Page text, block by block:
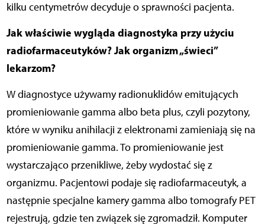
kilku centymetrów decyduje o sprawności pacjenta.
Jak właściwie wygląda diagnostyka przy użyciu
radiofarmaceutyków? Jak organizm „świeci”
lekarzom?
W diagnostyce używamy radionuklidów emitujących
promieniowanie gamma albo beta plus, czyli pozytony,
które w wyniku anihilacji z elektronami zamieniają się na
promieniowanie gamma. To promieniowanie jest
wystarczająco przenikliwe, żeby wydostać się z
organizmu. Pacjentowi podaje się radiofarmaceutyk, a
następnie specjalne kamery gamma albo tomografy PET
rejestrują, gdzie ten związek się zgromadził. Komputer